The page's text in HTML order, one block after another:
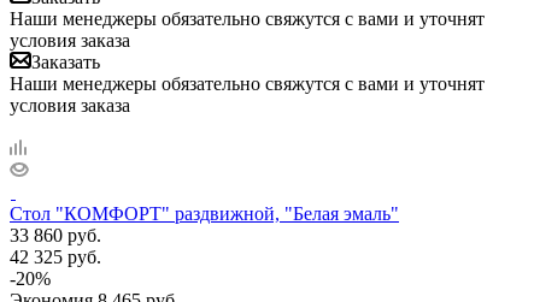
Наши менеджеры обязательно свяжутся с вами и уточнят
условия заказа
Заказать
Наши менеджеры обязательно свяжутся с вами и уточнят
условия заказа
Стол "КОМФОРТ" раздвижной, "Белая эмаль"
33 860 руб.
42 325 руб.
-20%